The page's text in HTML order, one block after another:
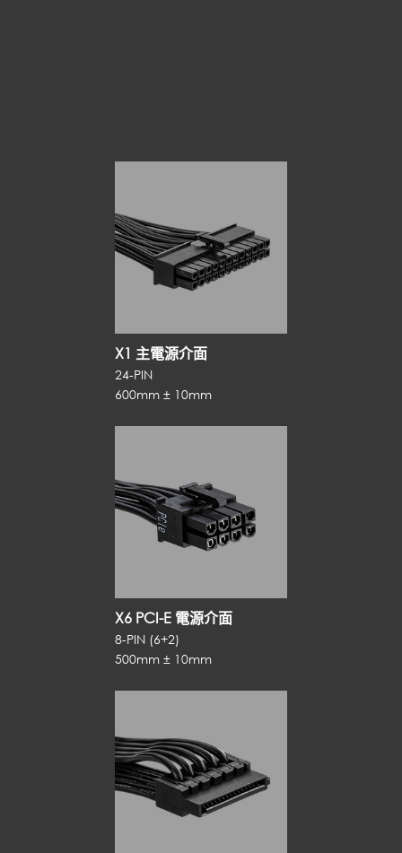
X1 主電源介面
24-PIN
600mm ± 10mm
X6 PCI-E 電源介面
8-PIN (6+2)
500mm ± 10mm